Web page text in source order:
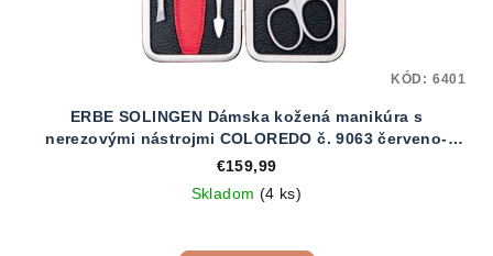
ERBE SOLINGEN Dámska kožená manikúra s
nerezovými nástrojmi COLOREDO č. 9063 červeno-
čierna
€159,99
Skladom (4 ks)
KÓD: 6401